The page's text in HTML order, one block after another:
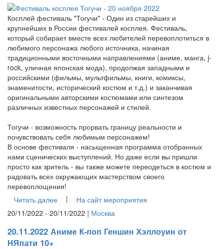
Косплей фестиваль "Тогучи" - Один из старейших и
крупнейших в России фестивалей косплея. Фестиваль,
который собирает вместе всех любителей перевоплотиться в
любимого персонажа любого источника, начиная
традиционными восточными направлениями (аниме, манга, j-
rock, уличная японская мода), продолжая западными и
российскими (фильмы, мультфильмы, книги, комиксы,
знаменитости, исторический костюм и т.д.) и заканчивая
оригинальными авторскими костюмами или синтезом
различных известных персонажей и стилей.
Тогучи - возможность прорвать границу реальности и
почувствовать себя любимым персонажем!
В основе фестиваля - насыщенная программа отобранных
нами сценических выступлений. Но даже если вы пришли
просто как зритель - вы также можете переодеться в костюм и
радовать всех окружающих мастерством своего
перевоплощения!
Читать далее
|
На сайт мероприятия
20/11/2022 - 20/11/2022 | Москва
20.11.2022 Аниме К-поп Геншин Хэллоуин от
НЯпати 10+